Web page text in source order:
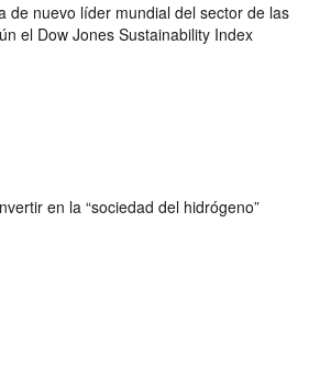
de nuevo líder mundial del sector de las
el Dow Jones Sustainability Index
en la “sociedad del hidrógeno”